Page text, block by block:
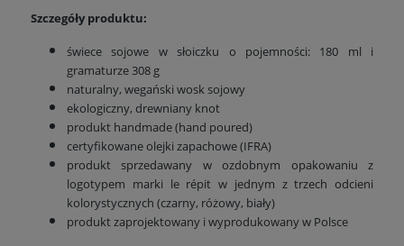
Szczegóły produktu:
świece sojowe w słoiczku o pojemności: 180 ml i
gramaturze 308 g
naturalny, wegański wosk sojowy
ekologiczny, drewniany knot
produkt handmade (hand poured)
certyfikowane olejki zapachowe (IFRA)
produkt sprzedawany w ozdobnym opakowaniu z
logotypem marki le répit w jednym z trzech odcieni
kolorystycznych (czarny, różowy, biały)
produkt zaprojektowany i wyprodukowany w Polsce